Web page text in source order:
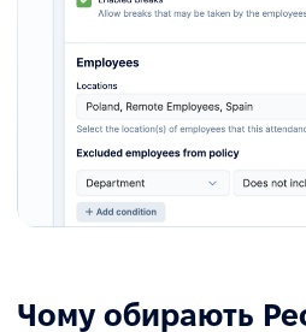
Чому обирають